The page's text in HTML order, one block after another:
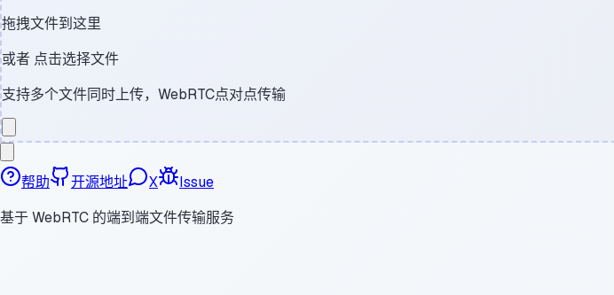
拖拽文件到这里
或者 点击选择文件
支持多个文件同时上传，WebRTC点对点传输
帮助 开源地址 X
Issue
基于 WebRTC 的端到端文件传输服务